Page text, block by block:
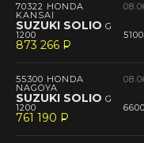
70322 HONDA
KANSAI
SUZUKI SOLIO G
1200
873 266 P
--
55300 HONDA
NAGOYA
SUZUKI SOLIO G
1200
761 190 P
--